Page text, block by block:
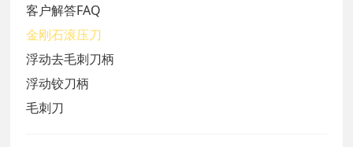
客户解答FAQ
金刚石滚压刀
浮动去毛刺刀柄
浮动铰刀柄
毛刺刀